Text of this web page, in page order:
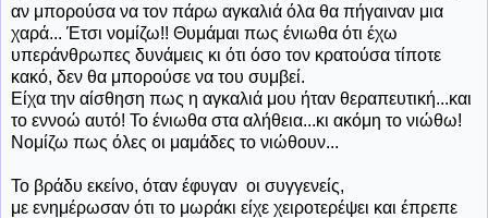
αν μπορούσα να τον πάρω αγκαλιά όλα θα πήγαιναν μια
χαρά... Έτσι νομίζω!! Θυμάμαι πως ένιωθα ότι έχω
υπεράνθρωπες δυνάμεις κι ότι όσο τον κρατούσα τίποτε
κακό, δεν θα μπορούσε να του συμβεί.
Είχα την αίσθηση πως η αγκαλιά μου ήταν θεραπευτική...και
το εννοώ αυτό! Το ένιωθα στα αλήθεια...κι ακόμη το νιώθω!
Νομίζω πως όλες οι μαμάδες το νιώθουν...
Το βράδυ εκείνο, όταν έφυγαν οι συγγενείς,
με ενημέρωσαν ότι το μωράκι είχε χειροτερέψει και έπρεπε